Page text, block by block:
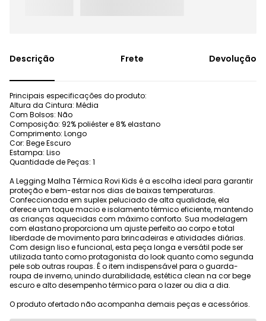
Frete Devolução
Principais especificações do produto:
Altura da Cintura: Média
Com Bolsos: Não
Composição: 92% poliéster e 8% elastano
Comprimento: Longo
Cor: Bege Escuro
Estampa: Liso
Quantidade de Peças: 1
A Legging Malha Térmica Rovi Kids é a escolha ideal para garantir
proteção e bem-estar nos dias de baixas temperaturas.
Confeccionada em suplex peluciado de alta qualidade, ela
oferece um toque macio e isolamento térmico eficiente, mantendo
as crianças aquecidas com máximo conforto. Sua modelagem
com elastano proporciona um ajuste perfeito ao corpo e total
liberdade de movimento para brincadeiras e atividades diárias.
Com design liso e funcional, esta peça longa e versátil pode ser
utilizada tanto como protagonista do look quanto como segunda
pele sob outras roupas. É o item indispensável para o guarda-
roupa de inverno, unindo durabilidade, estética clean na cor bege
escuro e alto desempenho térmico para o lazer ou dia a dia.
O produto ofertado não acompanha demais peças e acessórios.